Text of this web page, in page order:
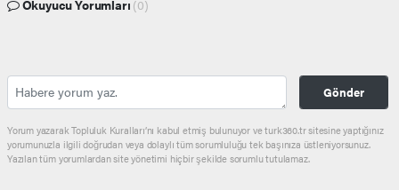
Okuyucu Yorumları (0)
Gönder
Yorum yazarak Topluluk Kuralları’nı kabul etmiş bulunuyor ve turk360.tr sitesine yaptığınız
yorumunuzla ilgili doğrudan veya dolaylı tüm sorumluluğu tek başınıza üstleniyorsunuz.
Yazılan tüm yorumlardan site yönetimi hiçbir şekilde sorumlu tutulamaz.